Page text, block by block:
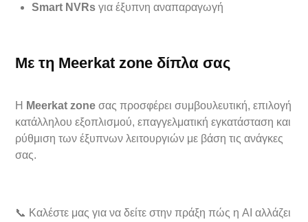
Smart NVRs για έξυπνη αναπαραγωγή
Με τη Meerkat zone δίπλα σας
Η Meerkat zone σας προσφέρει συμβουλευτική, επιλογή
κατάλληλου εξοπλισμού, επαγγελματική εγκατάσταση και
ρύθμιση των έξυπνων λειτουργιών με βάση τις ανάγκες
σας.
📞 Καλέστε μας για να δείτε στην πράξη πώς η AI αλλάζει